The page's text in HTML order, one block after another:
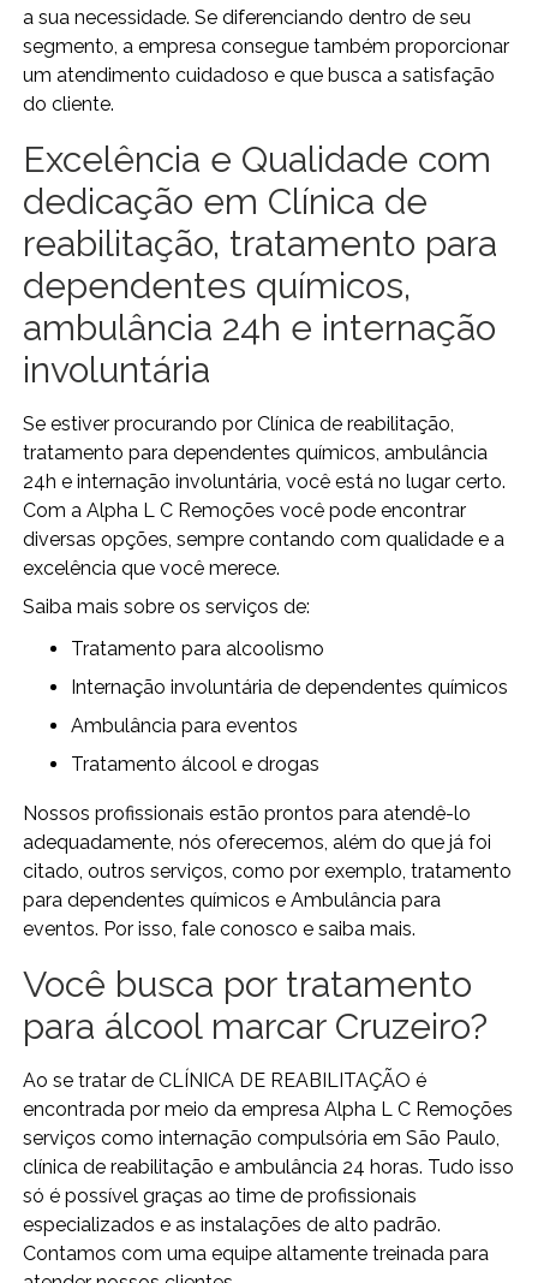
a sua necessidade. Se diferenciando dentro de seu
segmento, a empresa consegue também proporcionar
um atendimento cuidadoso e que busca a satisfação
do cliente.
Excelência e Qualidade com
dedicação em Clínica de
reabilitação, tratamento para
dependentes químicos,
ambulância 24h e internação
involuntária
Se estiver procurando por Clínica de reabilitação,
tratamento para dependentes químicos, ambulância
24h e internação involuntária, você está no lugar certo.
Com a Alpha L C Remoções você pode encontrar
diversas opções, sempre contando com qualidade e a
excelência que você merece.
Saiba mais sobre os serviços de:
tratamento para alcoolismo
internação involuntária de dependentes químicos
ambulância para eventos
tratamento álcool e drogas
Nossos profissionais estão prontos para atendê-lo
adequadamente, nós oferecemos, além do que já foi
citado, outros serviços, como por exemplo, tratamento
para dependentes químicos e Ambulância para
eventos. Por isso, fale conosco e saiba mais.
Você busca por tratamento
para álcool marcar Cruzeiro?
Ao se tratar de CLÍNICA DE REABILITAÇÃO é
encontrada por meio da empresa Alpha L C Remoções
serviços como internação compulsória em São Paulo,
clínica de reabilitação e ambulância 24 horas. Tudo isso
só é possível graças ao time de profissionais
especializados e as instalações de alto padrão.
Contamos com uma equipe altamente treinada para